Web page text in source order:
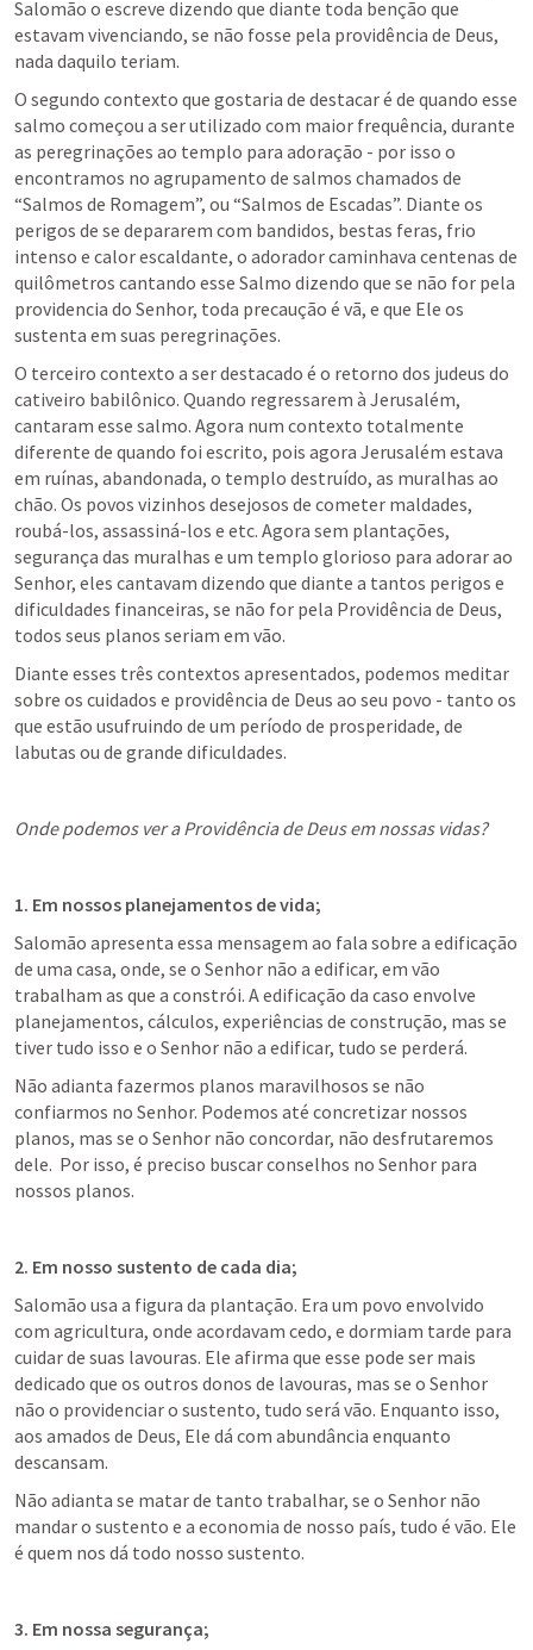
Salomão o escreve dizendo que diante toda benção que
estavam vivenciando, se não fosse pela providência de Deus,
nada daquilo teriam.
O segundo contexto que gostaria de destacar é de quando esse
salmo começou a ser utilizado com maior frequência, durante
as peregrinações ao templo para adoração - por isso o
encontramos no agrupamento de salmos chamados de
“Salmos de Romagem”, ou “Salmos de Escadas”. Diante os
perigos de se depararem com bandidos, bestas feras, frio
intenso e calor escaldante, o adorador caminhava centenas de
quilômetros cantando esse Salmo dizendo que se não for pela
providencia do Senhor, toda precaução é vã, e que Ele os
sustenta em suas peregrinações.
O terceiro contexto a ser destacado é o retorno dos judeus do
cativeiro babilônico. Quando regressarem à Jerusalém,
cantaram esse salmo. Agora num contexto totalmente
diferente de quando foi escrito, pois agora Jerusalém estava
em ruínas, abandonada, o templo destruído, as muralhas ao
chão. Os povos vizinhos desejosos de cometer maldades,
roubá-los, assassiná-los e etc. Agora sem plantações,
segurança das muralhas e um templo glorioso para adorar ao
Senhor, eles cantavam dizendo que diante a tantos perigos e
dificuldades financeiras, se não for pela Providência de Deus,
todos seus planos seriam em vão.
Diante esses três contextos apresentados, podemos meditar
sobre os cuidados e providência de Deus ao seu povo - tanto os
que estão usufruindo de um período de prosperidade, de
labutas ou de grande dificuldades.
Onde podemos ver a Providência de Deus em nossas vidas?
1. Em nossos planejamentos de vida;
Salomão apresenta essa mensagem ao fala sobre a edificação
de uma casa, onde, se o Senhor não a edificar, em vão
trabalham as que a constrói. A edificação da caso envolve
planejamentos, cálculos, experiências de construção, mas se
tiver tudo isso e o Senhor não a edificar, tudo se perderá.
Não adianta fazermos planos maravilhosos se não
confiarmos no Senhor. Podemos até concretizar nossos
planos, mas se o Senhor não concordar, não desfrutaremos
dele.  Por isso, é preciso buscar conselhos no Senhor para
nossos planos.
2. Em nosso sustento de cada dia;
Salomão usa a figura da plantação. Era um povo envolvido
com agricultura, onde acordavam cedo, e dormiam tarde para
cuidar de suas lavouras. Ele afirma que esse pode ser mais
dedicado que os outros donos de lavouras, mas se o Senhor
não o providenciar o sustento, tudo será vão. Enquanto isso,
aos amados de Deus, Ele dá com abundância enquanto
descansam.
Não adianta se matar de tanto trabalhar, se o Senhor não
mandar o sustento e a economia de nosso país, tudo é vão. Ele
é quem nos dá todo nosso sustento.
3. Em nossa segurança;